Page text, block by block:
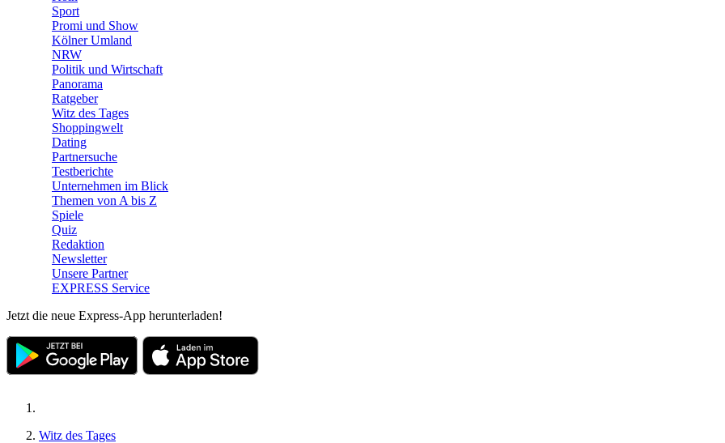
Sport
Promi und Show
Kölner Umland
NRW
Politik und Wirtschaft
Panorama
Ratgeber
Witz des Tages
Shoppingwelt
Dating
Partnersuche
Testberichte
Unternehmen im Blick
Themen von A bis Z
Spiele
Quiz
Redaktion
Newsletter
Unsere Partner
EXPRESS Service
Jetzt die neue Express-App herunterladen!
Witz des Tages